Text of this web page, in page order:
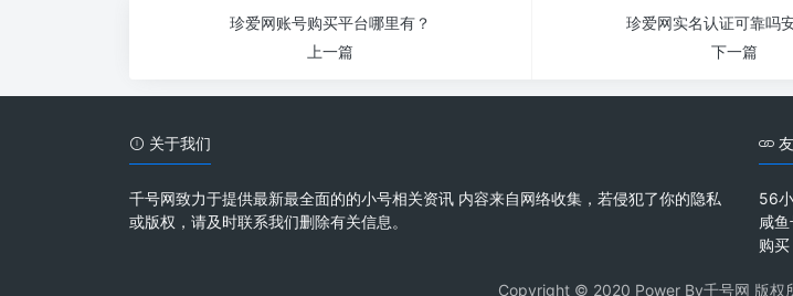
珍爱网账号购买平台哪里有？
上一篇
珍爱网实名认证可靠吗
下一篇
关于我们
千号网致力于提供最新最全面的的小号相关资讯 内容来自网络收集，若侵犯了你的隐私
或版权，请及时联系我们删除有关信息。
56
咸
购买
Copyright © 2020 Power By千号网 版权